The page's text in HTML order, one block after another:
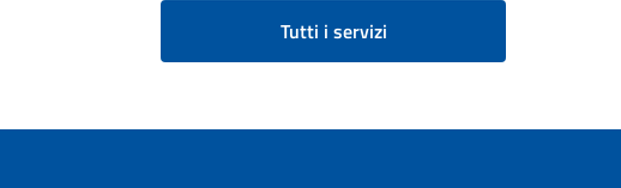
Tutti i servizi